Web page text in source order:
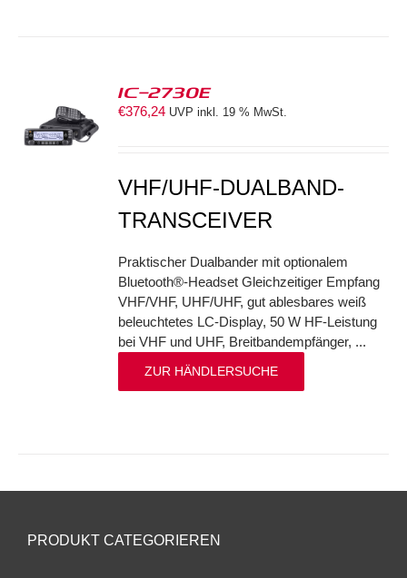
IC-2730E
€376,24 UVP inkl. 19 % MwSt.
VHF/UHF-DUALBAND-
TRANSCEIVER
Praktischer Dualbander mit optionalem
Bluetooth®-Headset Gleichzeitiger Empfang
VHF/VHF, UHF/UHF, gut ablesbares weiß
beleuchtetes LC-Display, 50 W HF-Leistung
bei VHF und UHF, Breitbandempfänger, ...
ZUR HÄNDLERSUCHE
PRODUKT CATEGORIEREN